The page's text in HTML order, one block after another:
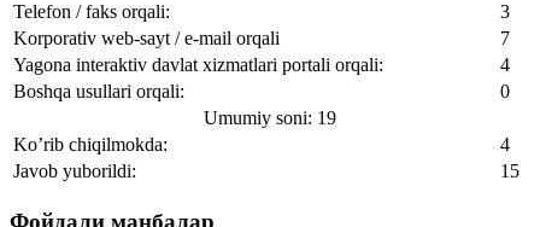
Telefon / faks orqali:
3
Korporativ web-sayt / e-mail orqali
7
Yagona interaktiv davlat xizmatlari portali orqali:
4
Boshqa usullari orqali:
0
Umumiy soni: 19
Ko’rib chiqilmokda:
4
Javob yuborildi:
15
Фойдали манбалар